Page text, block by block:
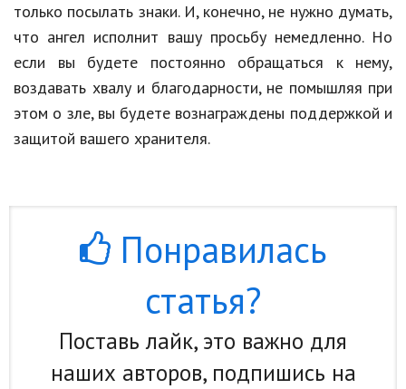
только посылать знаки. И, конечно, не нужно думать,
что ангел исполнит вашу просьбу немедленно. Но
если вы будете постоянно обращаться к нему,
воздавать хвалу и благодарности, не помышляя при
этом о зле, вы будете вознаграждены поддержкой и
защитой вашего хранителя.
Понравилась
статья?
Поставь лайк, это важно для
наших авторов, подпишись на